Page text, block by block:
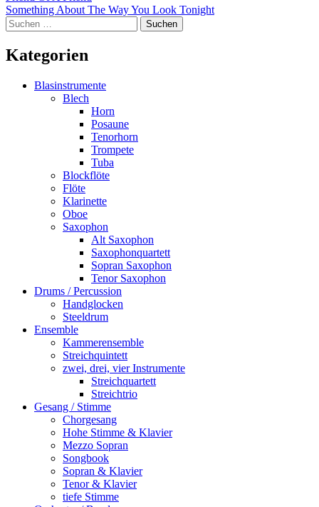
Something About The Way You Look Tonight
Suchen
nach:
Kategorien
Blasinstrumente
Blech
Horn
Posaune
Tenorhorn
Trompete
Tuba
Blockflöte
Flöte
Klarinette
Oboe
Saxophon
Alt Saxophon
Saxophonquartett
Sopran Saxophon
Tenor Saxophon
Drums / Percussion
Handglocken
Steeldrum
Ensemble
Kammerensemble
Streichquintett
zwei, drei, vier Instrumente
Streichquartett
Streichtrio
Gesang / Stimme
Chorgesang
Hohe Stimme & Klavier
Mezzo Sopran
Songbook
Sopran & Klavier
Tenor & Klavier
tiefe Stimme